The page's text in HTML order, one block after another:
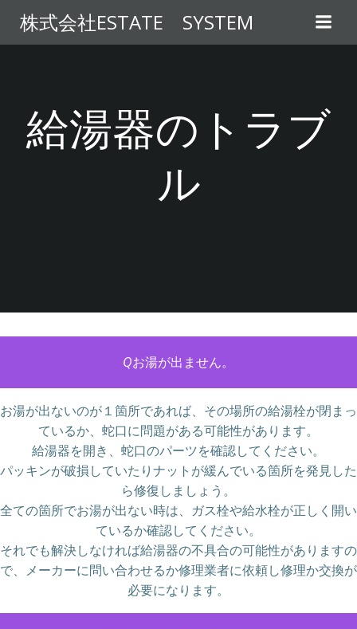
ン
テ
ス
キ
株式会社ESTATE SYSTEM
給湯器のトラブ
ル
Qお湯が出ません。
お湯が出ないのが１箇所であれば、その場所の給湯栓が閉まっ
ているか、蛇口に問題がある可能性があります。
給湯器を開き、蛇口のパーツを確認してください。
パッキンが破損していたりナットが緩んでいる箇所を発見した
ら修復しましょう。
全ての箇所でお湯が出ない時は、ガス栓や給水栓が正しく開い
ているか確認してください。
それでも解決しなければ給湯器の不具合の可能性がありますの
で、メーカーに問い合わせるか修理業者に依頼し修理か交換が
必要になります。